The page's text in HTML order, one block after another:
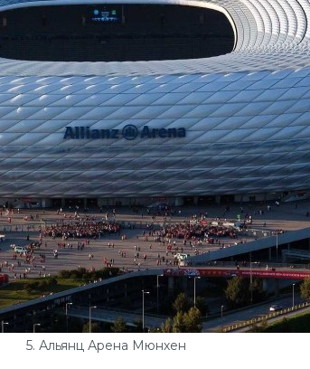
5. Альянц Арена Мюнхен